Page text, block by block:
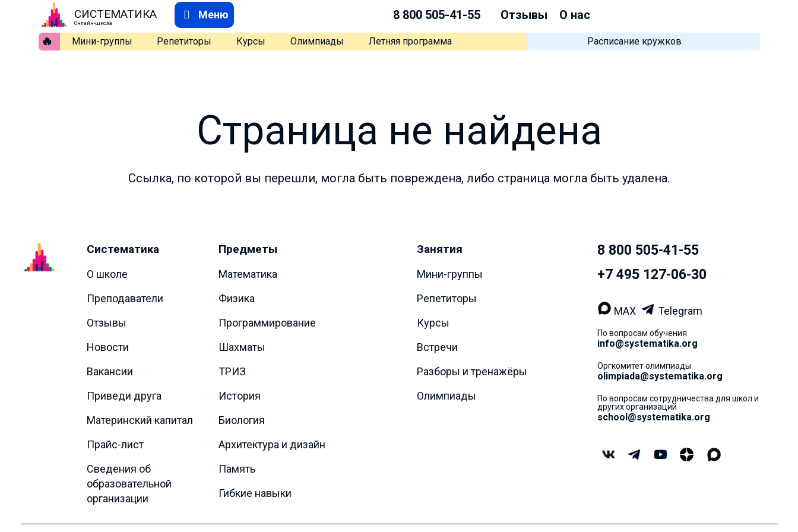
СИСТЕМАТИКА
Онлайн-школа
Меню 8 800 505-41-55 Отзывы
О нас
🔥
Мини-группы Репетиторы Курсы Олимпиады Летняя программа Расписание кружков
Страница не найдена
Ссылка, по которой вы перешли, могла быть повреждена, либо страница могла быть удалена.
Систематика
О школе
Преподаватели
Отзывы
Новости
Вакансии
Приведи друга
Материнский капитал
Прайс-лист
Сведения об
образовательной
организации
Предметы
Математика
Физика
Программирование
Шахматы
ТРИЗ
История
Биология
Архитектура и дизайн
Память
Гибкие навыки
Занятия
Мини-группы
Репетиторы
Курсы
Встречи
Разборы и тренажёры
Олимпиады
8 800 505-41-55
+7 495 127-06-30
MAX Telegram
По вопросам обучения
info@systematika.org
Оргкомитет олимпиады
olimpiada@systematika.org
По вопросам сотрудничества для школ и
других организаций
school@systematika.org